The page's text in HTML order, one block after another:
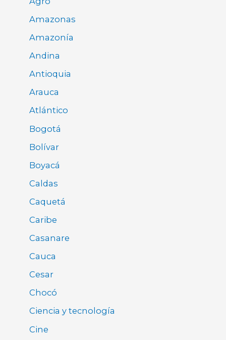
Amazonas
Amazonía
Andina
Antioquia
Arauca
Atlántico
Bogotá
Bolívar
Boyacá
Caldas
Caquetá
Caribe
Casanare
Cauca
Cesar
Chocó
Ciencia y tecnología
Cine